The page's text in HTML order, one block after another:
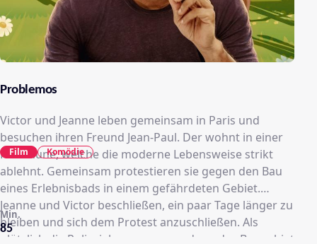
Problemos
Victor und Jeanne leben gemeinsam in Paris und
besuchen ihren Freund Jean-Paul. Der wohnt in einer
Kommune, welche die moderne Lebensweise strikt
ablehnt. Gemeinsam protestieren sie gegen den Bau
eines Erlebnisbads in einem gefährdeten Gebiet.
Jeanne und Victor beschließen, ein paar Tage länger zu
bleiben und sich dem Protest anzuschließen. Als
plötzlich die Polizeiabsperrung rund um das Baugebiet
85
Min.
Film Komödie